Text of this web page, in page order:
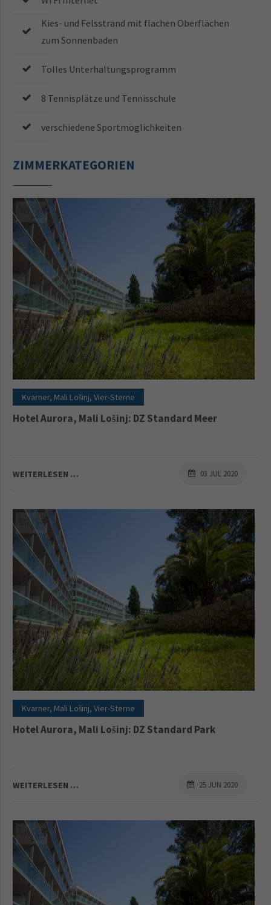
Kies- und Felsstrand mit flachen Oberflächen
zum Sonnenbaden
Tolles Unterhaltungsprogramm
8 Tennisplätze und Tennisschule
verschiedene Sportmöglichkeiten
ZIMMERKATEGORIEN
Kvarner, Mali Lošinj, Vier-Sterne
Hotel Aurora, Mali Lošinj: DZ Standard Meer
WEITERLESEN … 03 JUL 2020
Kvarner, Mali Lošinj, Vier-Sterne
Hotel Aurora, Mali Lošinj: DZ Standard Park
WEITERLESEN … 25 JUN 2020